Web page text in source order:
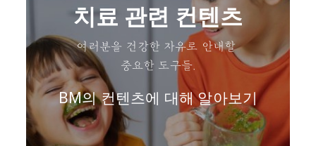
치료 관련 컨텐츠
여러분을 건강한 자유로 안내할
중요한 도구들.
BM의 컨텐츠에 대해 알아보기